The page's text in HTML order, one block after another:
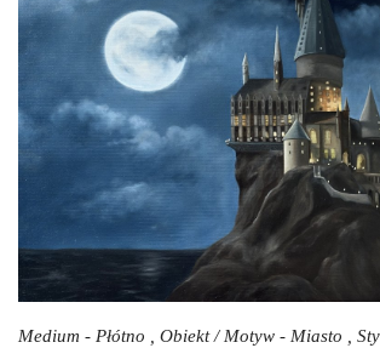
Medium - Płótno , Obiekt / Motyw - Miasto ,